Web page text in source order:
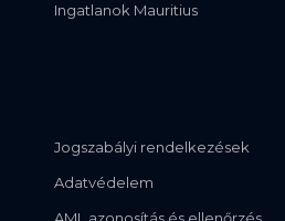
Ingatlanok Mauritius
Jogszabályi rendelkezések
Adatvédelem